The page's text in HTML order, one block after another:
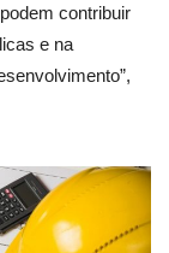
contribuir
e na